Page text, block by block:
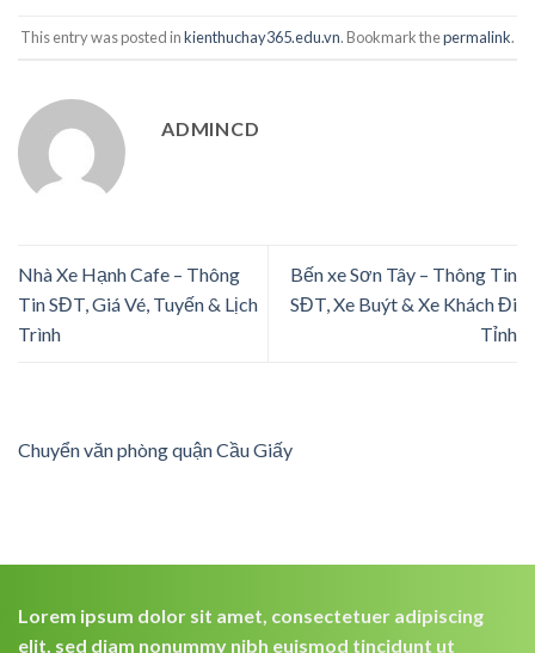
This entry was posted inkienthuchay365.edu.vn. Bookmark thepermalink.
ADMINCD
Nhà Xe Hạnh Cafe – Thông
Tin SĐT, Giá Vé, Tuyến & Lịch
Trình
Bến xe Sơn Tây – Thông Tin
SĐT, Xe Buýt & Xe Khách Đi
Tỉnh
Chuyển văn phòng quận Cầu Giấy
Lorem ipsum dolor sit amet, consectetuer adipiscing
elit, sed diam nonummy nibh euismod tincidunt ut